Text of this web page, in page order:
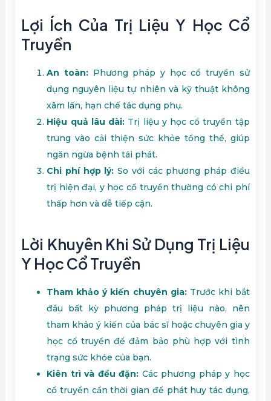
Lợi Ích Của Trị Liệu Y Học Cổ
Truyền
An toàn:Phương pháp y học cổ truyền sử
dụng nguyên liệu tự nhiên và kỹ thuật không
xâm lấn, hạn chế tác dụng phụ.
Hiệu quả lâu dài: Trị liệu y học cổ truyền tập
trung vào cải thiện sức khỏe tổng thể, giúp
ngăn ngừa bệnh tái phát.
Chi phí hợp lý: So với các phương pháp điều
trị hiện đại, y học cổ truyền thường có chi phí
thấp hơn và dễ tiếp cận.
Lời Khuyên Khi Sử Dụng Trị Liệu
Y Học Cổ Truyền
Tham khảo ý kiến chuyên gia:Trước khi bắt
đầu bất kỳ phương pháp trị liệu nào, nên
tham khảo ý kiến của bác sĩ hoặc chuyên gia y
học cổ truyền để đảm bảo phù hợp với tình
trạng sức khỏe của bạn.
Kiên trì và đều đặn: Các phương pháp y học
cổ truyền cần thời gian để phát huy tác dụng,